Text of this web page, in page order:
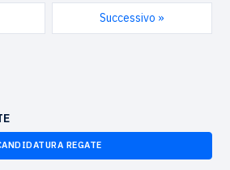
Successivo »
REGATE